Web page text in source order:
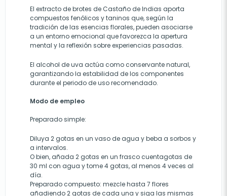
El extracto de brotes de Castaño de Indias aporta
compuestos fenólicos y taninos que, según la
tradición de las esencias florales, pueden asociarse
a un entorno emocional que favorezca la apertura
mental y la reflexión sobre experiencias pasadas.
El alcohol de uva actúa como conservante natural,
garantizando la estabilidad de los componentes
durante el periodo de uso recomendado.
Modo de empleo
Preparado simple:
Diluya 2 gotas en un vaso de agua y beba a sorbos y
a intervalos.
O bien, añada 2 gotas en un frasco cuentagotas de
30 ml con agua y tome 4 gotas, al menos 4 veces al
día.
Preparado compuesto: mezcle hasta 7 flores
añadiendo 2 gotas de cada una y siga las mismas